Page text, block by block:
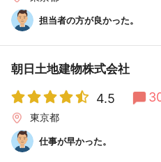
担当者の方が良かった。
朝日土地建物株式会社
4.5
東京都
仕事が早かった。